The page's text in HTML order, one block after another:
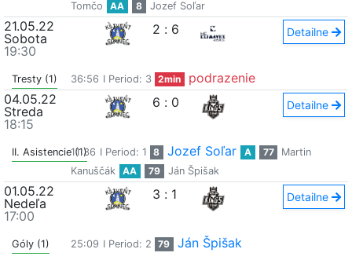
Tomčo
AA 8 Jozef Soľar
21.05.22
Sobota
19:30
2 : 6 Detailne
Tresty (1) 36:56 I Period: 3 2min
podrazenie
04.05.22
Streda
18:15
6 : 0 Detailne
II. Asistencie (1)
11:36 I Period: 1 8 Jozef Soľar A 77
Martin
Kanuščák
AA 79 Ján Špišak
01.05.22
Nedeľa
17:00
3 : 1 Detailne
Góly (1) 25:09 I Period: 2 79 Ján Špišak